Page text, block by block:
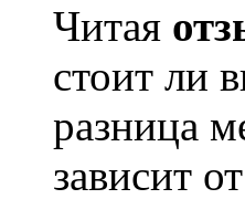
Читая
стоит ли
разница
зависит